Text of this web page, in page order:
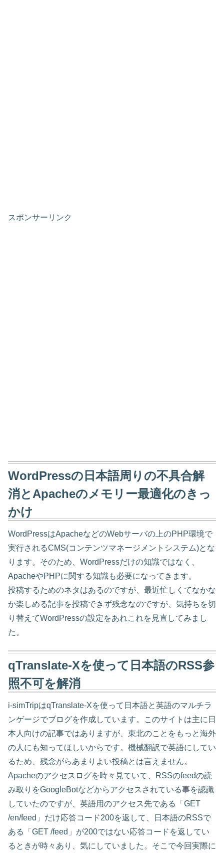
スポンサーリンク
WordPressの日本語周りの不具合解
消とApacheのメモリー最適化のきっ
かけ
WordPressはApacheなどのWebサーバの上のPHP環境で
実行されるCMS(コンテンツマネージメントシステム)とな
ります。そのため、WordPressだけの知識ではなく、
ApacheやPHPに関する知識も必要になってきます。
投稿するためのネタはあるのですが、最近忙しくてなかな
か楽しめる記事を投稿できず残念なのですが、気持ちを切
り替えてWordPressの設定をあれこれを見直してみまし
た。
qTranslate-Xを使って日本語のRSS参
照不可を解消
i-simTripはqTranslate-Xを使って日本語と英語のマルチラ
ンゲージでブログを作成しています。このサイトは主に日
本人向けの記事ではありますが、東北のことをもっと海外
の人にも知ってほしいからです。機械翻訳で英語にしてい
るため、残念がらあまりよい投稿とは言えません。
Apacheのアクセスログを時々見ていて、RSSのfeedの読
み取りをGoogleBotなどからアクセスされている事を認識
していたのですが、英語用のアクセス先である「GET
/en/feed」だけ応答コード200を返して、日本語のRSSで
ある「GET /feed」が200ではない応答コードを返してい
るときが時々あり、気にしていました。そこで今回実際に